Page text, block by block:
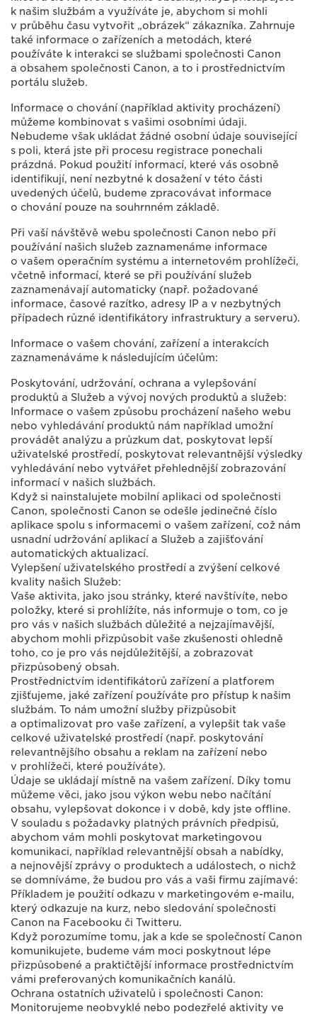
k našim službám a využíváte je, abychom si mohli
v průběhu času vytvořit „obrázek“ zákazníka. Zahrnuje
také informace o zařízeních a metodách, které
používáte k interakci se službami společnosti Canon
a obsahem společnosti Canon, a to i prostřednictvím
portálu služeb.
Informace o chování (například aktivity procházení)
můžeme kombinovat s vašimi osobními údaji.
Nebudeme však ukládat žádné osobní údaje související
s poli, která jste při procesu registrace ponechali
prázdná. Pokud použití informací, které vás osobně
identifikují, není nezbytné k dosažení v této části
uvedených účelů, budeme zpracovávat informace
o chování pouze na souhrnném základě.
Při vaší návštěvě webu společnosti Canon nebo při
používání našich služeb zaznamenáme informace
o vašem operačním systému a internetovém prohlížeči,
včetně informací, které se při používání služeb
zaznamenávají automaticky (např. požadované
informace, časové razítko, adresy IP a v nezbytných
případech různé identifikátory infrastruktury a serveru).
Informace o vašem chování, zařízení a interakcích
zaznamenáváme k následujícím účelům:
Poskytování, udržování, ochrana a vylepšování
produktů a Služeb a vývoj nových produktů a služeb:
Informace o vašem způsobu procházení našeho webu
nebo vyhledávání produktů nám například umožní
provádět analýzu a průzkum dat, poskytovat lepší
uživatelské prostředí, poskytovat relevantnější výsledky
vyhledávání nebo vytvářet přehlednější zobrazování
informací v našich službách.
Když si nainstalujete mobilní aplikaci od společnosti
Canon, společnosti Canon se odešle jedinečné číslo
aplikace spolu s informacemi o vašem zařízení, což nám
usnadní udržování aplikací a Služeb a zajišťování
automatických aktualizací.
Vylepšení uživatelského prostředí a zvýšení celkové
kvality našich Služeb:
Vaše aktivita, jako jsou stránky, které navštívíte, nebo
položky, které si prohlížíte, nás informuje o tom, co je
pro vás v našich službách důležité a nejzajímavější,
abychom mohli přizpůsobit vaše zkušenosti ohledně
toho, co je pro vás nejdůležitější, a zobrazovat
přizpůsobený obsah.
Prostřednictvím identifikátorů zařízení a platforem
zjišťujeme, jaké zařízení používáte pro přístup k našim
službám. To nám umožní služby přizpůsobit
a optimalizovat pro vaše zařízení, a vylepšit tak vaše
celkové uživatelské prostředí (např. poskytování
relevantnějšího obsahu a reklam na zařízení nebo
v prohlížeči, které používáte).
Údaje se ukládají místně na vašem zařízení. Díky tomu
můžeme věci, jako jsou výkon webu nebo načítání
obsahu, vylepšovat dokonce i v době, kdy jste offline.
V souladu s požadavky platných právních předpisů,
abychom vám mohli poskytovat marketingovou
komunikaci, například relevantnější obsah a nabídky,
a nejnovější zprávy o produktech a událostech, o nichž
se domníváme, že budou pro vás a vaši firmu zajímavé:
Příkladem je použití odkazu v marketingovém e-mailu,
který odkazuje na kurz, nebo sledování společnosti
Canon na Facebooku či Twitteru.
Když porozumíme tomu, jak a kde se společností Canon
komunikujete, budeme vám moci poskytnout lépe
přizpůsobené a praktičtější informace prostřednictvím
vámi preferovaných komunikačních kanálů.
Ochrana ostatních uživatelů i společnosti Canon:
Monitorujeme neobvyklé nebo podezřelé aktivity ve